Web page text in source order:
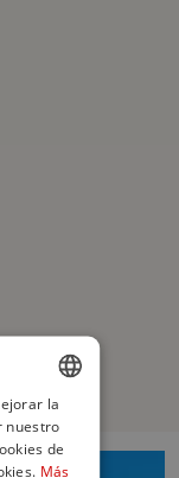
ENGLISH
SPANISH
la
nuestro
de
Más